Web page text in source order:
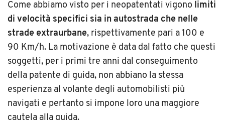
Come abbiamo visto per i neopatentati vigono limiti
di velocità specifici sia in autostrada che nelle
strade extraurbane, rispettivamente pari a 100 e
90 Km/h. La motivazione è data dal fatto che questi
soggetti, per i primi tre anni dal conseguimento
della patente di guida, non abbiano la stessa
esperienza al volante degli automobilisti più
navigati e pertanto si impone loro una maggiore
cautela alla guida.